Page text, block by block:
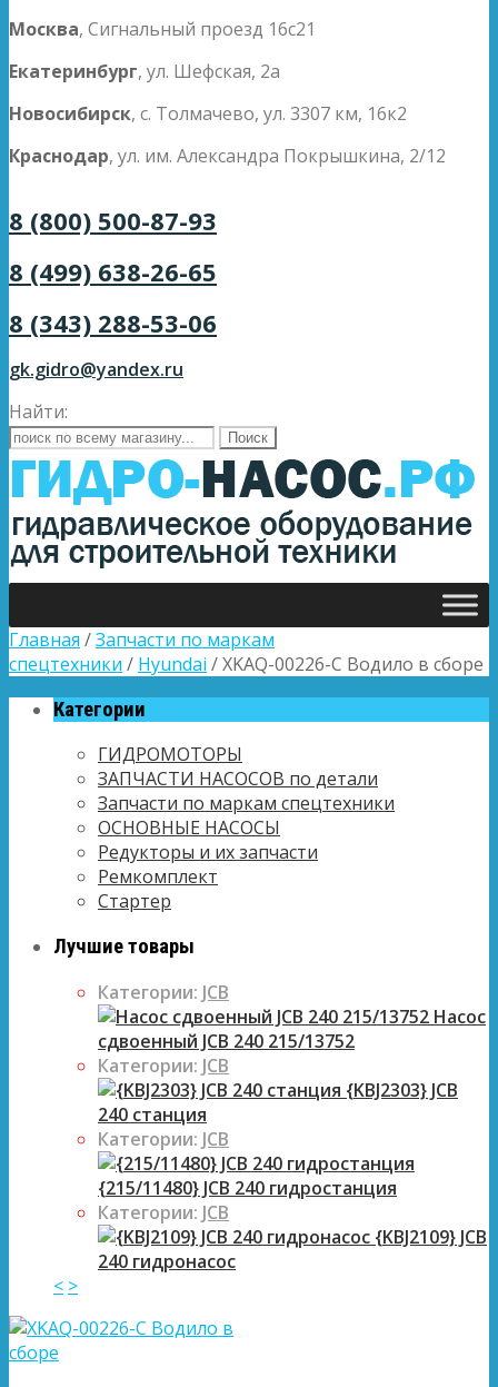
Москва, Сигнальный проезд 16с21
Екатеринбург, ул. Шефская, 2а
Новосибирск, с. Толмачево, ул. 3307 км, 16к2
Краснодар, ул. им. Александра Покрышкина, 2/12
8 (800) 500-87-93
8 (499) 638-26-65
8 (343) 288-53-06
gk.gidro@yandex.ru
Найти:
Главная /Запчасти по маркам
спецтехники / Hyundai / XKAQ-00226-C Водило в сборе
Категории
ГИДРОМОТОРЫ
ЗАПЧАСТИ НАСОСОВ по детали
Запчасти по маркам спецтехники
ОСНОВНЫЕ НАСОСЫ
Редукторы и их запчасти
Ремкомплект
Стартер
Лучшие товары
Категории: JCB
Насос
сдвоенный JCB 240 215/13752
Категории: JCB
{KBJ2303} JCB
240 станция
Категории: JCB
{215/11480} JCB 240 гидростанция
Категории: JCB
{KBJ2109} JCB
240 гидронасос
< >